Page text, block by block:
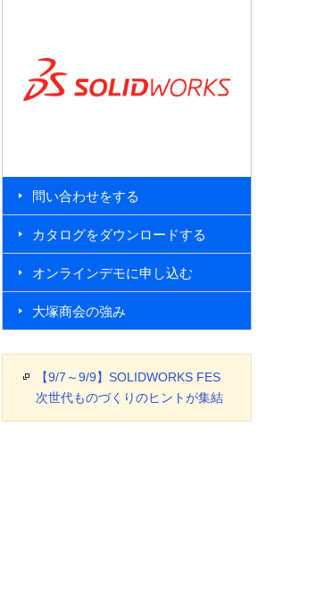
問い合わせをする
カタログをダウンロードする
オンラインデモに申し込む
大塚商会の強み
【9/7～9/9】SOLIDWORKS FES
次世代ものづくりのヒントが集結